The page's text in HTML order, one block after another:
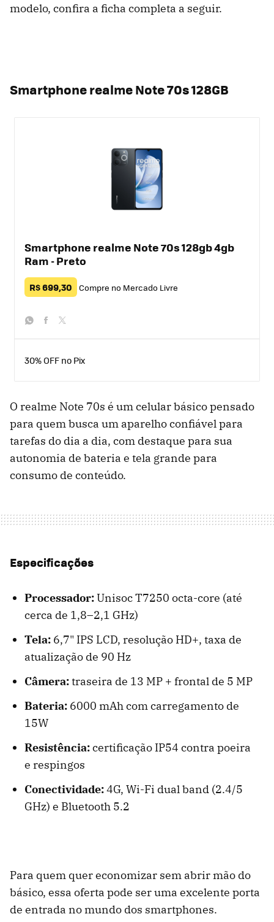
modelo, confira a ficha completa a seguir.
Smartphone realme Note 70s 128GB
Smartphone realme Note 70s 128gb 4gb
Ram - Preto
R$ 699,30 Compre no Mercado Livre
whatsapp
facebook
twitter
30% OFF no Pix
O realme Note 70s é um celular básico pensado
para quem busca um aparelho confiável para
tarefas do dia a dia, com destaque para sua
autonomia de bateria e tela grande para
consumo de conteúdo.
Especificações
Processador:Unisoc T7250 octa-core (até
cerca de 1,8–2,1 GHz)
Tela: 6,7" IPS LCD, resolução HD+, taxa de
atualização de 90 Hz
Câmera:traseira de 13 MP + frontal de 5 MP
Bateria: 6000 mAh com carregamento de
15W
Resistência:certificação IP54 contra poeira
e respingos
Conectividade:4G, Wi-Fi dual band (2.4/5
GHz) e Bluetooth 5.2
Para quem quer economizar sem abrir mão do
básico, essa oferta pode ser uma excelente porta
de entrada no mundo dos smartphones.